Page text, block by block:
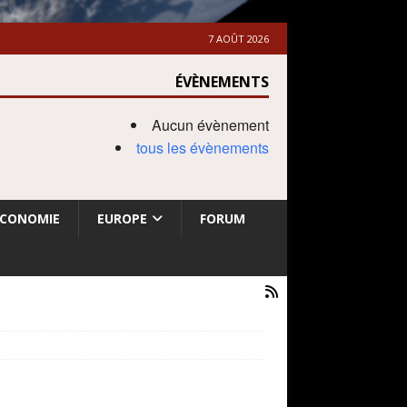
7 AOÛT 2026
ÉVÈNEMENTS
Aucun évènement
tous les évènements
EUROPE FORUM